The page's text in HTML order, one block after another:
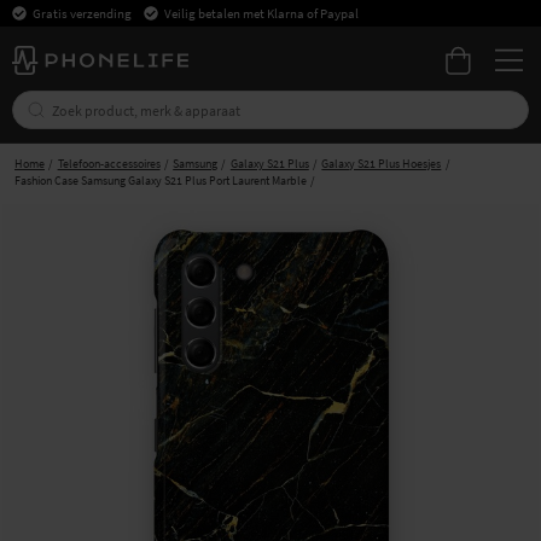
Gratis verzending Veilig betalen met Klarna of Paypal
Home Telefoon-accessoires Samsung Galaxy S21 Plus
Galaxy S21 Plus Hoesjes
Fashion Case Samsung Galaxy S21 Plus Port Laurent Marble